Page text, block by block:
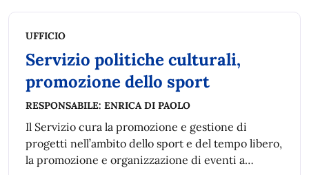
UFFICIO
Servizio politiche culturali,
promozione dello sport
RESPONSABILE: ENRICA DI PAOLO
Il Servizio cura la promozione e gestione di
progetti nell’ambito dello sport e del tempo libero,
la promozione e organizzazione di eventi a